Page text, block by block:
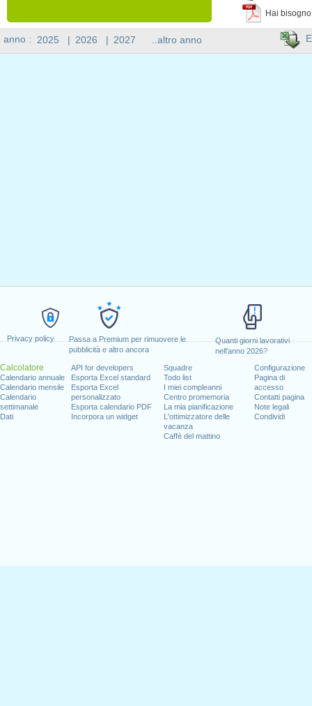
Privacy policy
Passa a Premium per rimuovere le
pubblicità e altro ancora
Quanti giorni lavorativi
nell'anno 2026?
Calcolatore
Calendario annuale
Calendario mensile
Calendario
settimanale
Dati
API for developers
Esporta Excel standard
Esporta Excel
personalizzato
Esporta calendario PDF
Incorpora un widget
Squadre
Todo list
I miei compleanni
Centro promemoria
La mia pianificazione
L'ottimizzatore delle
vacanza
Caffè del mattino
Configurazione
Pagina di
accesso
Contatti pagina
Note legali
Condividi
Hai
anno : 2025 | 2026 | 2027 ..altro anno